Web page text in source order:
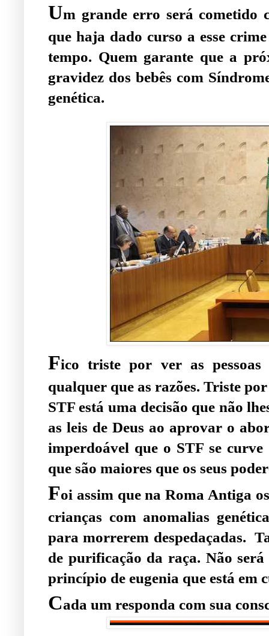
Um grande erro será cometido
que haja dado curso a esse
tempo. Quem garante que a
gravidez dos bebês com
genética.
Fico triste por ver as
qualquer que as razões. Triste
STF está uma decisão que não
as leis de Deus ao aprovar o
imperdoável que o STF se
que são maiores que os seus
Foi assim que na Roma Antiga
crianças com anomalias
para morrerem despedaçadas.
de purificação da raça. Não
princípio de eugenia que está em
Cada um responda com sua